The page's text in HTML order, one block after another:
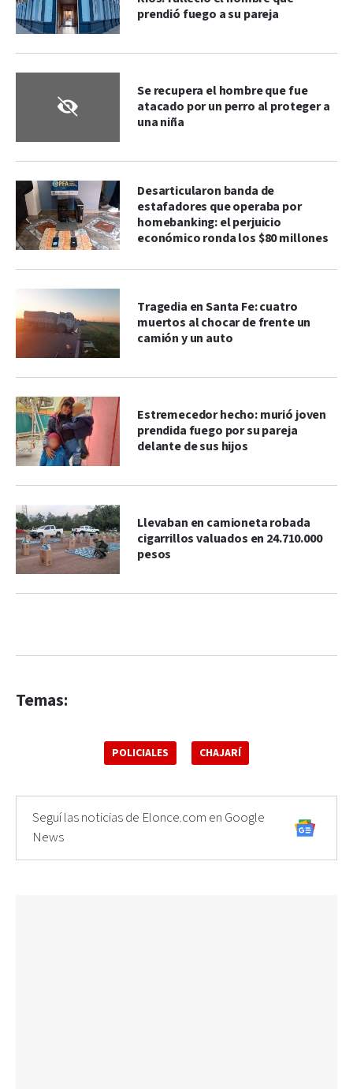
prendió fuego a su pareja
Se recupera el hombre que fue
atacado por un perro al proteger a
una niña
Desarticularon banda de
estafadores que operaba por
homebanking: el perjuicio
económico ronda los $80 millones
Tragedia en Santa Fe: cuatro
muertos al chocar de frente un
camión y un auto
Estremecedor hecho: murió joven
prendida fuego por su pareja
delante de sus hijos
Llevaban en camioneta robada
cigarrillos valuados en 24.710.000
pesos
Temas:
POLICIALES CHAJARÍ
Seguí las noticias de Elonce.com en Google
News